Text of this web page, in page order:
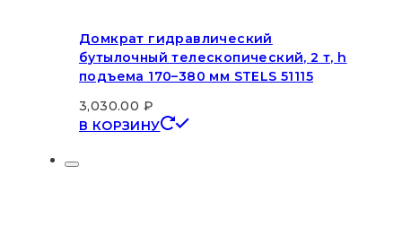
Домкрат гидравлический
бутылочный телескопический, 2 т, h
подъема 170–380 мм STELS 51115
3,030.00 ₽
В КОРЗИНУ